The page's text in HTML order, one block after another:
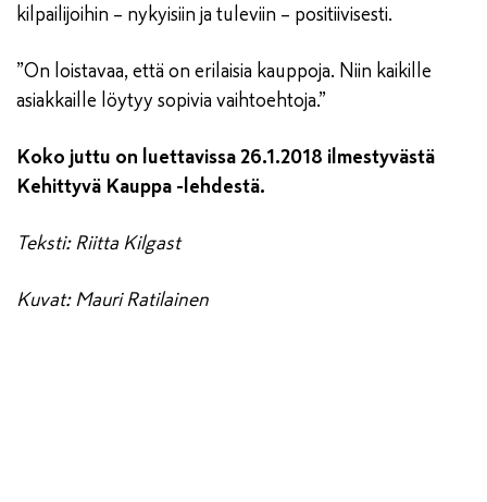
kilpailijoihin – nykyisiin ja tuleviin – positiivisesti.
”On loistavaa, että on erilaisia kauppoja. Niin kaikille
asiakkaille löytyy sopivia vaihtoehtoja.”
Koko juttu on luettavissa 26.1.2018 ilmestyvästä
Kehittyvä Kauppa -lehdestä.
Teksti: Riitta Kilgast
Kuvat: Mauri Ratilainen